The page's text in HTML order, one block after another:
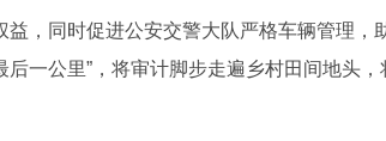
同时促进公安交警大队严格车辆管理，
一公里”，将审计脚步走遍乡村田间地头，